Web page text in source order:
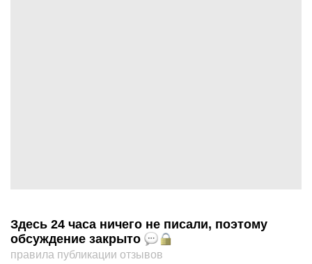
Здесь 24 часа ничего не писали, поэтому
обсуждение закрыто
правила публикации отзывов